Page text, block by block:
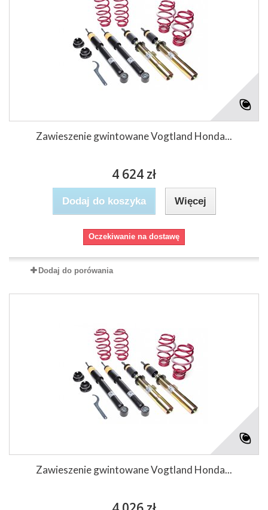
Zawieszenie gwintowane Vogtland Honda...
4 624 zł
Dodaj do koszyka Więcej
Oczekiwanie na dostawę
Dodaj do porówania
Zawieszenie gwintowane Vogtland Honda...